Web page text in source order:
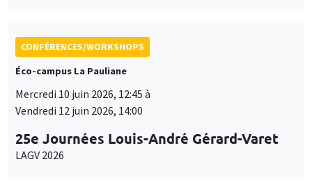
CONFÉRENCES/WORKSHOPS
Éco-campus La Pauliane
Mercredi 10 juin 2026, 12:45 à
Vendredi 12 juin 2026, 14:00
25e Journées Louis-André Gérard-Varet
LAGV 2026